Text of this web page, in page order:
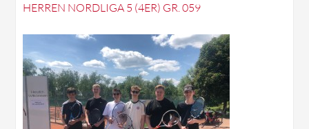
HERREN NORDLIGA 5 (4ER) GR. 059